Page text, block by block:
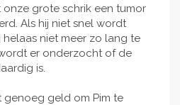
grote schrik een tumor
Als hij niet snel wordt
niet meer zo lang te
er onderzocht of de
is.
genoeg geld om Pim te